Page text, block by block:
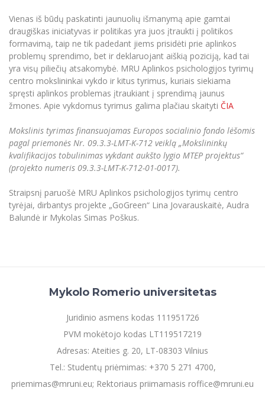
Vienas iš būdų paskatinti jaunuolių išmanymą apie gamtai
draugiškas iniciatyvas ir politikas yra juos įtraukti į politikos
formavimą, taip ne tik padedant jiems prisidėti prie aplinkos
problemų sprendimo, bet ir deklaruojant aiškią poziciją, kad tai
yra visų piliečių atsakomybė. MRU Aplinkos psichologijos tyrimų
centro mokslininkai vykdo ir kitus tyrimus, kuriais siekiama
spręsti aplinkos problemas įtraukiant į sprendimą jaunus
žmones. Apie vykdomus tyrimus galima plačiau skaityti ČIA
Mokslinis tyrimas finansuojamas Europos socialinio fondo lėšomis
pagal priemonės Nr. 09.3.3-LMT-K-712 veiklą „Mokslininkų
kvalifikacijos tobulinimas vykdant aukšto lygio MTEP projektus“
(projekto numeris 09.3.3-LMT-K-712-01-0017).
Straipsnį paruošė MRU Aplinkos psichologijos tyrimų centro
tyrėjai, dirbantys projekte „GoGreen“ Lina Jovarauskaitė, Audra
Balundė ir Mykolas Simas Poškus.
Mykolo Romerio universitetas
Juridinio asmens kodas 111951726
PVM mokėtojo kodas LT119517219
Adresas: Ateities g. 20, LT-08303 Vilnius
Tel.: Studentų priėmimas: +370 5 271 4700,
priemimas@mruni.eu; Rektoriaus priimamasis roffice@mruni.eu